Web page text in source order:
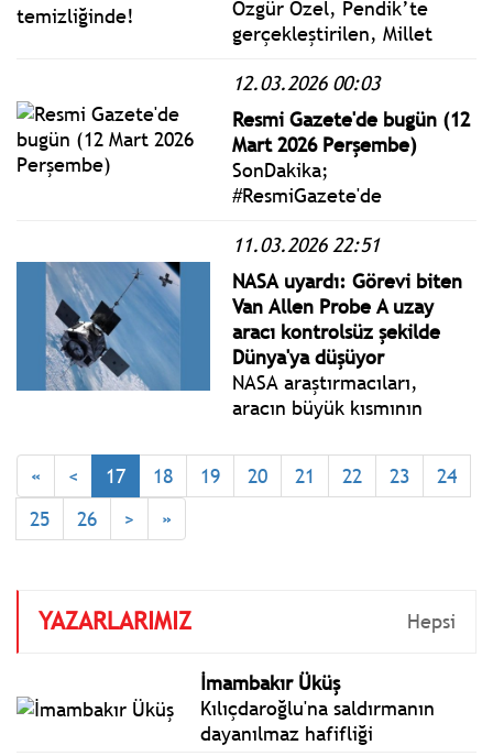
Özgür Özel, Pendik’te
gerçekleştirilen, Millet
Mitinginde konuştu. Özel:
"Tarık Balyalı’nın ‘AKP
Dönemi İBB Yolsuzlukları’
kitabını, adI ‘Hesap’ olan
kitabını sizlere emanet
ediyorum." dedi.
12.03.2026 00:03
Resmi Gazete'de bugün (12
Mart 2026 Perşembe)
SonDakika;
#ResmiGazete'de
Perşembe yönetmelik,
genelge ve tebliğler
takip edebilirsiniz.
11.03.2026 22:51
NASA uyardı: Görevi biten
Van Allen Probe A uzay
aracı kontrolsüz şekilde
Dünya'ya düşüyor
NASA araştırmacıları,
aracın büyük kısmının
parçaların yere ulaşma
ihtimalinin bulunduğu
« < 17 18 19 20 21 22 23
24
25
26 > »
YAZARLARIMIZ Hepsi
İmambakır Üküş
Kılıçdaroğlu'na saldırmanın
dayanılmaz hafifliği